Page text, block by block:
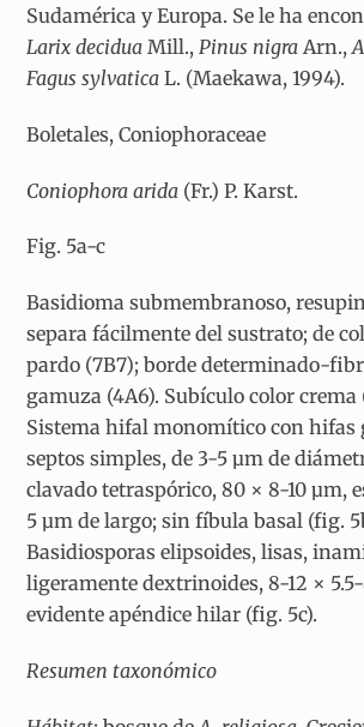
Sudamérica y Europa. Se le ha
Larix decidua Mill., Pinus nigra Arn.,
Fagus sylvatica L. (Maekawa, 1994).
Boletales, Coniophoraceae
Coniophora arida (Fr.) P. Karst.
Fig. 5a-c
Basidioma submembranoso,
separa fácilmente del sustrato; de
pardo (7B7); borde determinado-
gamuza (4A6). Subículo color crema
Sistema hifal monomítico con hifas
septos simples, de 3-5 µm de
clavado tetraspórico, 80 × 8-10 µm,
5 µm de largo; sin fíbula basal (fig.
Basidiosporas elipsoides, lisas,
ligeramente dextrinoides, 8-12 ×
evidente apéndice hilar (fig. 5c).
Resumen taxonómico